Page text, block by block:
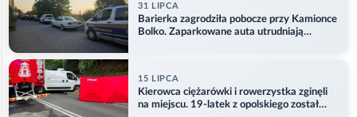
31 LIPCA
Barierka zagrodziła pobocze przy Kamionce
Bolko. Zaparkowane auta utrudniają
15 LIPCA
Kierowca ciężarówki i rowerzystka zginęli
na miejscu. 19-latek z opolskiego został